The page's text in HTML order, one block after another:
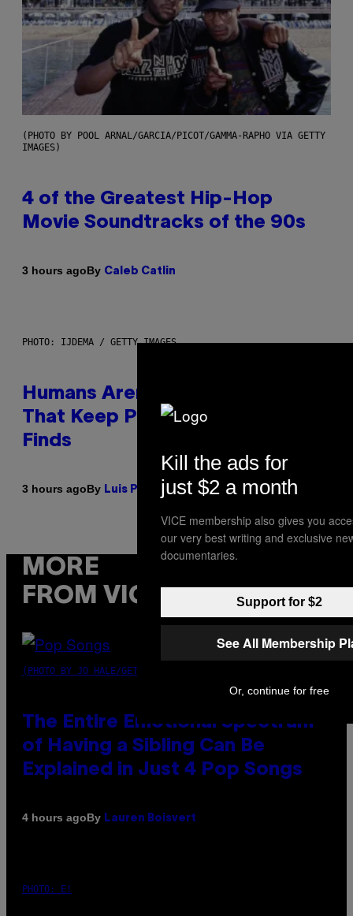
(PHOTO BY POOL ARNAL/GARCIA/PICOT/GAMMA-RAPHO VIA GETTY
IMAGES)
4 of the Greatest Hip-Hop
Movie Soundtracks of the 90s
3 hours agoBy Caleb Catlin
PHOTO: IJDEMA / GETTY IMAGES
Humans Aren’t the Only Animals
That Keep Pets, New Study
Finds
3 hours agoBy Luis Prada
MORE
FROM VICE
(PHOTO BY JO HALE/GETTY IMAGES)
The Entire Emotional Spectrum
of Having a Sibling Can Be
Explained in Just 4 Pop Songs
4 hours agoBy Lauren Boisvert
PHOTO: E!
Kill the ads for
just $2 a month
VICE membership also gives you
our very best writing and exclusive
documentaries.
Support for $2
See All Membership
Or, continue for free